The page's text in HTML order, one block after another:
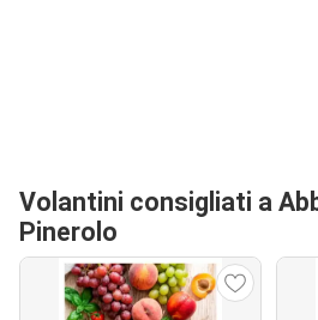
Volantini consigliati a
Pinerolo